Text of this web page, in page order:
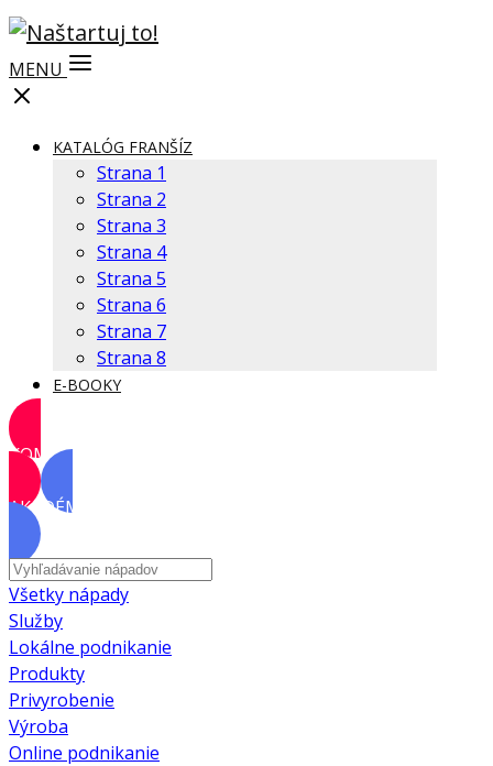
MENU
KATALÓG FRANŠÍZ
Strana 1
Strana 2
Strana 3
Strana 4
Strana 5
Strana 6
Strana 7
Strana 8
E-BOOKY
KOMUNITA
AKADÉMIA
Všetky nápady
Služby
Lokálne podnikanie
Produkty
Privyrobenie
Výroba
Online podnikanie